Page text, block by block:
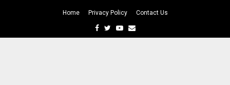
Home Privacy Policy Contact Us
Facebook
TwitterYoutube
Email